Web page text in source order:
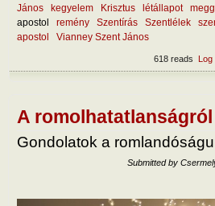
János
kegyelem Krisztus létállapot
apostol
remény Szentírás Szentlélek
apostol
Vianney Szent János
Log
618 reads
A romolhatatlanságról
Gondolatok a
Submitted by